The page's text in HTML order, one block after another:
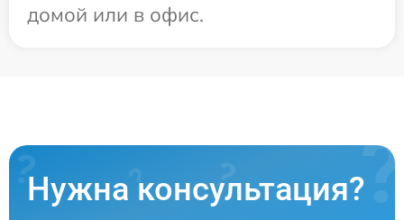
домой или в офис.
Нужна консультация?